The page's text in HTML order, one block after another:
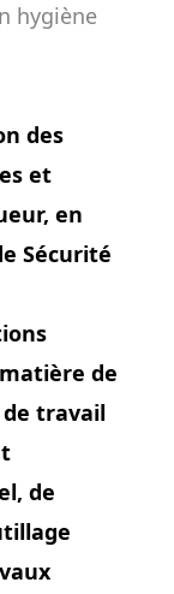
hygiène
des
et
en
Sécurité
de
travail
de